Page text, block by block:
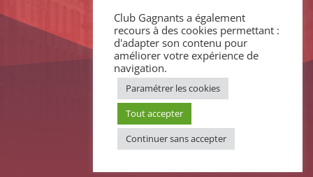
Club Gagnants a également
recours à des cookies permettant :
d'adapter son contenu pour
améliorer votre expérience de
navigation.
Paramétrer les cookies
Tout accepter
Continuer sans accepter